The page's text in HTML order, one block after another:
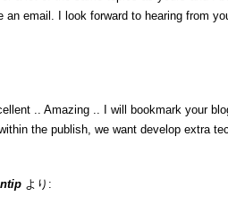
an email. I look forward to hearing from
.. Amazing .. I will bookmark your
the publish, we want develop extra
より: